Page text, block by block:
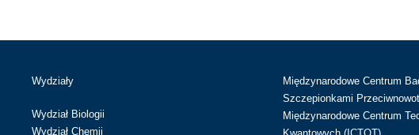
Wydziały
Wydział Biologii
Wydział Chemii
Międzynarodowe Centrum
Szczepionkami
Międzynarodowe Centrum